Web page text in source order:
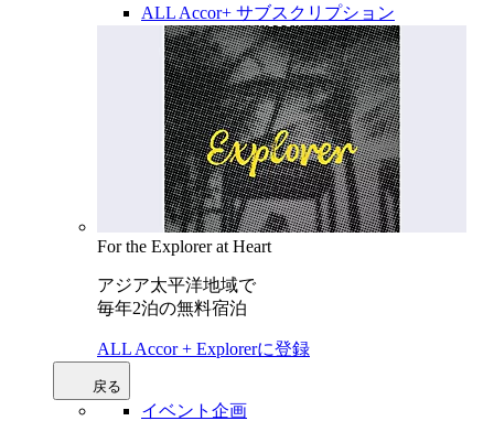
ALL Accor+ サブスクリプション
For the Explorer at Heart
アジア太平洋地域で
毎年2泊の無料宿泊
ALL Accor + Explorerに登録
戻る
イベント企画